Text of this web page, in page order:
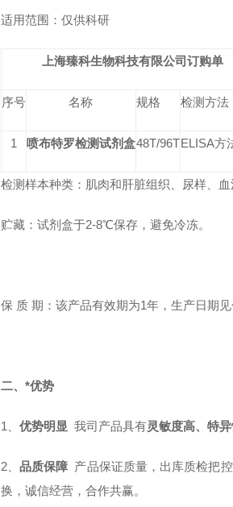
适用范围：仅供科研
上海臻科生物科技有限公司订购单
序号 名称 规格 检测方法
1 喷布特罗检测试剂盒48T/96TELISA方
检测样本种类：肌肉和肝脏组织、尿样、
贮藏：试剂盒于2-8℃保存，避免冷冻。
保 质 期：该产品有效期为1年，生产日期见
二、*优势
1、 优势明显 我司产品具有灵敏度高、特
2、 品质保障 产品保证质量，出库质检把
换，诚信经营，合作共赢。